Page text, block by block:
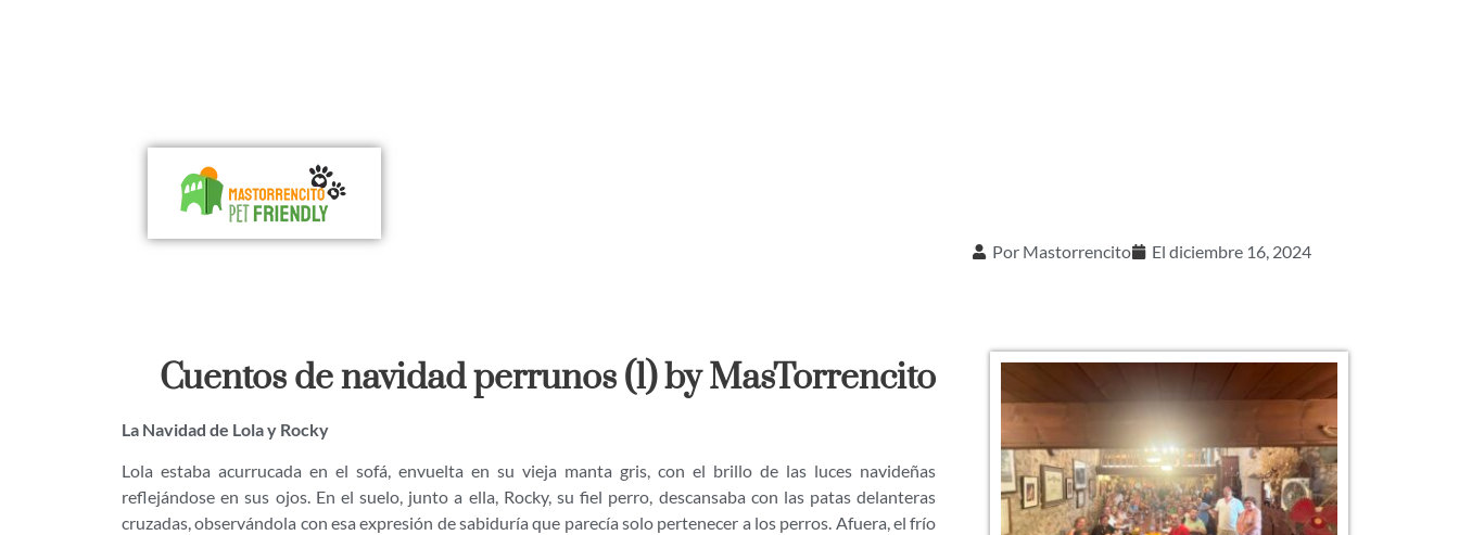
Por Mastorrencito El diciembre 16, 2024
Cuentos de navidad perrunos (1) by MasTorrencito
La Navidad de Lola y Rocky
Lola estaba acurrucada en el sofá, envuelta en su vieja manta gris, con el brillo de las luces navideñas
reflejándose en sus ojos. En el suelo, junto a ella, Rocky, su fiel perro, descansaba con las patas delanteras
cruzadas, observándola con esa expresión de sabiduría que parecía solo pertenecer a los perros. Afuera, el frío